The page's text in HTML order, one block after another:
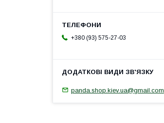
+380 (93) 575-27-03
panda.shop.kiev.ua@gmail.com